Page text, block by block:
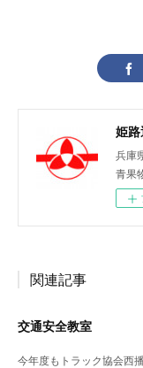
姫
兵庫
青果
関連記事
交通安全教室
今年度もトラック協会西